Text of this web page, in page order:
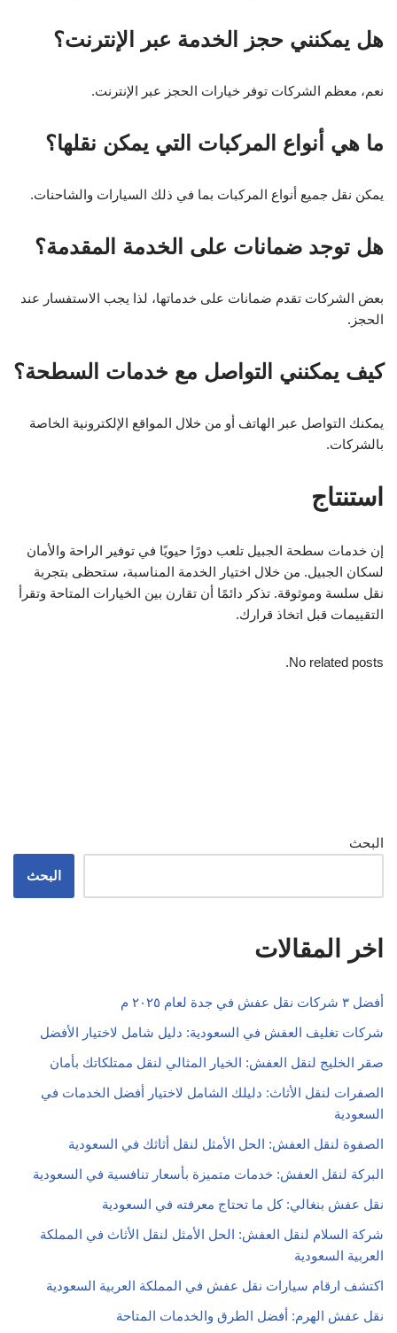
هل يمكنني حجز الخدمة عبر الإنترنت؟
نعم، معظم الشركات توفر خيارات الحجز عبر الإنترنت.
ما هي أنواع المركبات التي يمكن نقلها؟
يمكن نقل جميع أنواع المركبات بما في ذلك السيارات والشاحنات.
هل توجد ضمانات على الخدمة المقدمة؟
بعض الشركات تقدم ضمانات على خدماتها، لذا يجب الاستفسار عند
الحجز.
كيف يمكنني التواصل مع خدمات السطحة؟
يمكنك التواصل عبر الهاتف أو من خلال المواقع الإلكترونية الخاصة
بالشركات.
استنتاج
إن خدمات سطحة الجبيل تلعب دورًا حيويًا في توفير الراحة والأمان
لسكان الجبيل. من خلال اختيار الخدمة المناسبة، ستحظى بتجربة
نقل سلسة وموثوقة. تذكر دائمًا أن تقارن بين الخيارات المتاحة وتقرأ
التقييمات قبل اتخاذ قرارك.
No related posts.
البحث
البحث
اخر المقالات
أفضل ٣ شركات نقل عفش في جدة لعام ٢٠٢٥ م
شركات تغليف العفش في السعودية: دليل شامل لاختيار الأفضل
صقر الخليج لنقل العفش: الخيار المثالي لنقل ممتلكاتك بأمان
الصفرات لنقل الأثاث: دليلك الشامل لاختيار أفضل الخدمات في
السعودية
الصفوة لنقل العفش: الحل الأمثل لنقل أثاثك في السعودية
البركة لنقل العفش: خدمات متميزة بأسعار تنافسية في السعودية
نقل عفش بنغالي: كل ما تحتاج معرفته في السعودية
شركة السلام لنقل العفش: الحل الأمثل لنقل الأثاث في المملكة
العربية السعودية
اكتشف ارقام سيارات نقل عفش في المملكة العربية السعودية
نقل عفش الهرم: أفضل الطرق والخدمات المتاحة